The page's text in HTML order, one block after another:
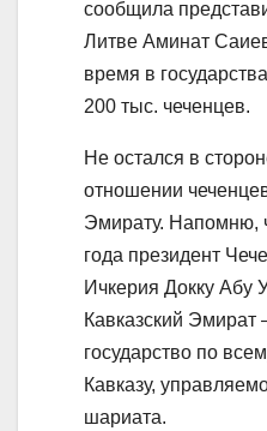
сообщила
Литве Аминат
время в
200 тыс. чеченцев.
Не остался в
отношении
Эмирату. Напомню,
года президент
Ичкерия Докку Абу
Кавказский Эмират
государство по
Кавказу,
шариата.